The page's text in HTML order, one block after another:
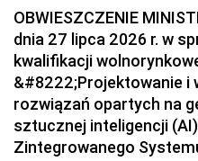
OBWIESZCZENIE
dnia 27 lipca 2026 r. w
kwalifikacji
&#8222;Projektowanie i
rozwiązań opartych na
sztucznej inteligencji
Zintegrowanego